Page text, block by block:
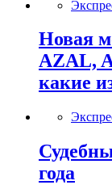
Новая
AZAL,
какие
года